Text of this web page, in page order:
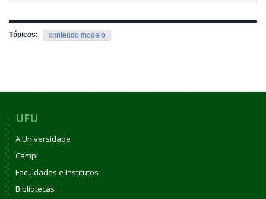
Tópicos: conteúdo modelo
UFU
A Universidade
Campi
Faculdades e Institutos
Bibliotecas